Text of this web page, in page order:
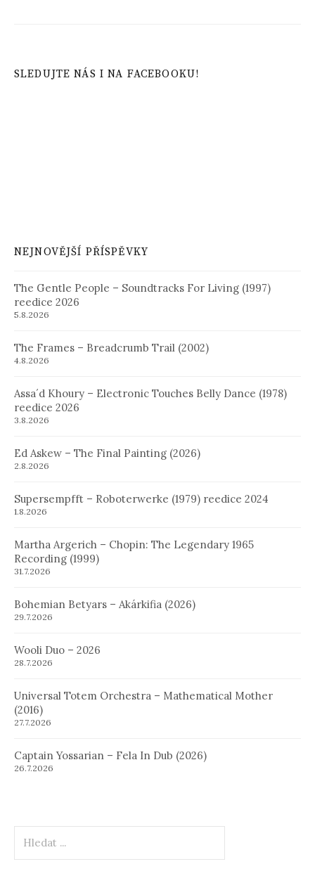
SLEDUJTE NÁS I NA FACEBOOKU!
NEJNOVĚJŠÍ PŘÍSPĚVKY
The Gentle People – Soundtracks For Living (1997)
reedice 2026
5.8.2026
The Frames – Breadcrumb Trail (2002)
4.8.2026
Assa´d Khoury – Electronic Touches Belly Dance (1978)
reedice 2026
3.8.2026
Ed Askew – The Final Painting (2026)
2.8.2026
Supersempfft – Roboterwerke (1979) reedice 2024
1.8.2026
Martha Argerich – Chopin: The Legendary 1965
Recording (1999)
31.7.2026
Bohemian Betyars – Akárkifia (2026)
29.7.2026
Wooli Duo – 2026
28.7.2026
Universal Totem Orchestra – Mathematical Mother
(2016)
27.7.2026
Captain Yossarian – Fela In Dub (2026)
26.7.2026